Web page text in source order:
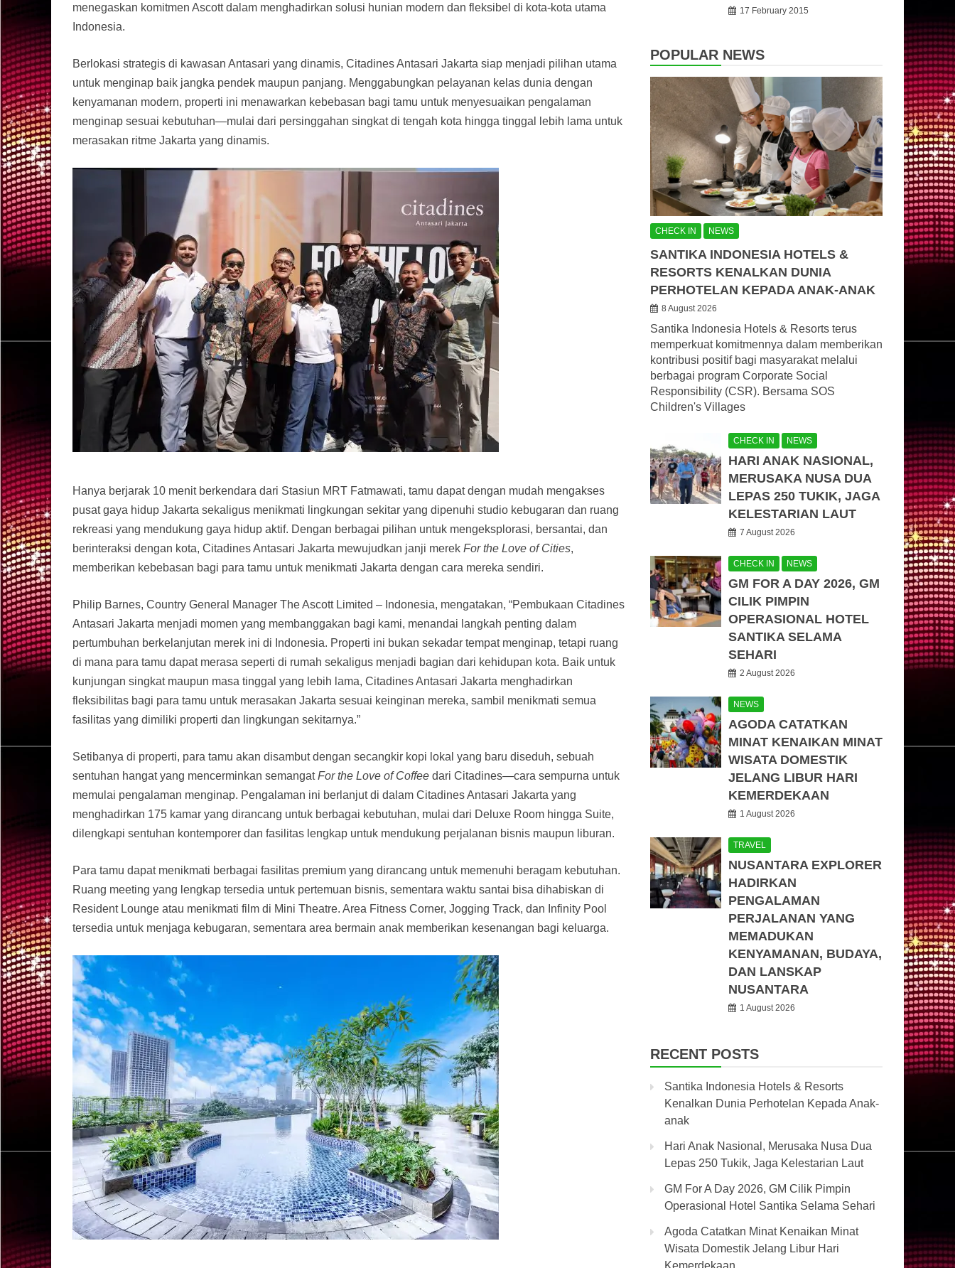
menegaskan komitmen Ascott dalam menghadirkan solusi hunian modern dan fleksibel di kota-kota utama
Indonesia.
Berlokasi strategis di kawasan Antasari yang dinamis, Citadines Antasari Jakarta siap menjadi pilihan utama
untuk menginap baik jangka pendek maupun panjang. Menggabungkan pelayanan kelas dunia dengan
kenyamanan modern, properti ini menawarkan kebebasan bagi tamu untuk menyesuaikan pengalaman
menginap sesuai kebutuhan—mulai dari persinggahan singkat di tengah kota hingga tinggal lebih lama untuk
merasakan ritme Jakarta yang dinamis.
Hanya berjarak 10 menit berkendara dari Stasiun MRT Fatmawati, tamu dapat dengan mudah mengakses
pusat gaya hidup Jakarta sekaligus menikmati lingkungan sekitar yang dipenuhi studio kebugaran dan ruang
rekreasi yang mendukung gaya hidup aktif. Dengan berbagai pilihan untuk mengeksplorasi, bersantai, dan
berinteraksi dengan kota, Citadines Antasari Jakarta mewujudkan janji merek For the Love of Cities,
memberikan kebebasan bagi para tamu untuk menikmati Jakarta dengan cara mereka sendiri.
Philip Barnes, Country General Manager The Ascott Limited – Indonesia, mengatakan, “Pembukaan Citadines
Antasari Jakarta menjadi momen yang membanggakan bagi kami, menandai langkah penting dalam
pertumbuhan berkelanjutan merek ini di Indonesia. Properti ini bukan sekadar tempat menginap, tetapi ruang
di mana para tamu dapat merasa seperti di rumah sekaligus menjadi bagian dari kehidupan kota. Baik untuk
kunjungan singkat maupun masa tinggal yang lebih lama, Citadines Antasari Jakarta menghadirkan
fleksibilitas bagi para tamu untuk merasakan Jakarta sesuai keinginan mereka, sambil menikmati semua
fasilitas yang dimiliki properti dan lingkungan sekitarnya.”
Setibanya di properti, para tamu akan disambut dengan secangkir kopi lokal yang baru diseduh, sebuah
sentuhan hangat yang mencerminkan semangatFor the Love of Coffee dari Citadines—cara sempurna untuk
memulai pengalaman menginap. Pengalaman ini berlanjut di dalam Citadines Antasari Jakarta yang
menghadirkan 175 kamar yang dirancang untuk berbagai kebutuhan, mulai dari Deluxe Room hingga Suite,
dilengkapi sentuhan kontemporer dan fasilitas lengkap untuk mendukung perjalanan bisnis maupun liburan.
Para tamu dapat menikmati berbagai fasilitas premium yang dirancang untuk memenuhi beragam kebutuhan.
Ruang meeting yang lengkap tersedia untuk pertemuan bisnis, sementara waktu santai bisa dihabiskan di
Resident Lounge atau menikmati film di Mini Theatre. Area Fitness Corner, Jogging Track, dan Infinity Pool
tersedia untuk menjaga kebugaran, sementara area bermain anak memberikan kesenangan bagi keluarga.
17 February 2015
POPULAR NEWS
CHECK IN NEWS
SANTIKA INDONESIA HOTELS &
RESORTS KENALKAN DUNIA
PERHOTELAN KEPADA ANAK-ANAK
8 August 2026
Santika Indonesia Hotels & Resorts terus
memperkuat komitmennya dalam memberikan
kontribusi positif bagi masyarakat melalui
berbagai program Corporate Social
Responsibility (CSR). Bersama SOS
Children's Villages
CHECK IN NEWS
HARI ANAK NASIONAL,
MERUSAKA NUSA DUA
LEPAS 250 TUKIK, JAGA
KELESTARIAN LAUT
7 August 2026
CHECK IN NEWS
GM FOR A DAY 2026, GM
CILIK PIMPIN
OPERASIONAL HOTEL
SANTIKA SELAMA
SEHARI
2 August 2026
NEWS
AGODA CATATKAN
MINAT KENAIKAN MINAT
WISATA DOMESTIK
JELANG LIBUR HARI
KEMERDEKAAN
1 August 2026
TRAVEL
NUSANTARA EXPLORER
HADIRKAN
PENGALAMAN
PERJALANAN YANG
MEMADUKAN
KENYAMANAN, BUDAYA,
DAN LANSKAP
NUSANTARA
1 August 2026
RECENT POSTS
Santika Indonesia Hotels & Resorts
Kenalkan Dunia Perhotelan Kepada Anak-
anak
Hari Anak Nasional, Merusaka Nusa Dua
Lepas 250 Tukik, Jaga Kelestarian Laut
GM For A Day 2026, GM Cilik Pimpin
Operasional Hotel Santika Selama Sehari
Agoda Catatkan Minat Kenaikan Minat
Wisata Domestik Jelang Libur Hari